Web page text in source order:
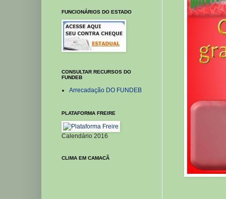
FUNCIONÁRIOS DO ESTADO
CONSULTAR RECURSOS DO
FUNDEB
Arrecadação DO FUNDEB
PLATAFORMA FREIRE
Calendário 2016
CLIMA EM CAMACÃ